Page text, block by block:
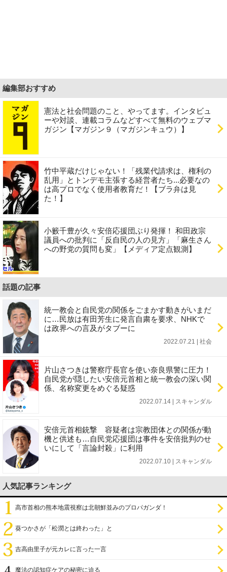
編集部おすすめ
憲法と社会問題のこと、やってます。インタビュ
ーや対談、連載コラムなどすべて無料のウェブマ
ガジン【マガジン９（マガジンキュウ）】
竹中平蔵だけじゃない！「残業代請求は、権利の
乱用」とトンデモ主張する経営者たち...必要なの
は高プロでなく使用者教育だ！【ブラ弁は見
た！】
小籔千豊が久々安倍応援団ぶり発揮！ 和田政宗
議員への批判に「反自民の人の見方」「麻生さん
への野党の質問も変」【メディア定点観測】
話題の記事
統一教会と自民党の関係をごまかす動きがいまだ
に…民放は有田芳生に発言自粛を要求、NHKで
は政界への言及がタブーに
2022.07.21 | 社会
片山さつきは警察庁長官を使い奈良県警に圧力！
自民党が隠したい安倍元首相と統一教会の深い関
係、名称変更をめぐる疑惑
2022.07.14 | スキャンダル
安倍元首相銃撃 容疑者は宗教団体との関係が動
機と供述も…自民党応援団は事件を安倍批判のせ
いにして「言論封殺」に利用
2022.07.10 | スキャンダル
人気記事ランキング
高市首相の熊本地震視察は北朝鮮並みのプロパガンダ！
葵つかさが「松潤とは終わった」と
吉高由里子が元カレに言った一言
魔法の認知症ケアの秘密に迫る